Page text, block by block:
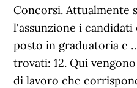
Concorsi. Attualmente
l'assunzione i candidati
posto in graduatoria e
trovati: 12. Qui
di lavoro che